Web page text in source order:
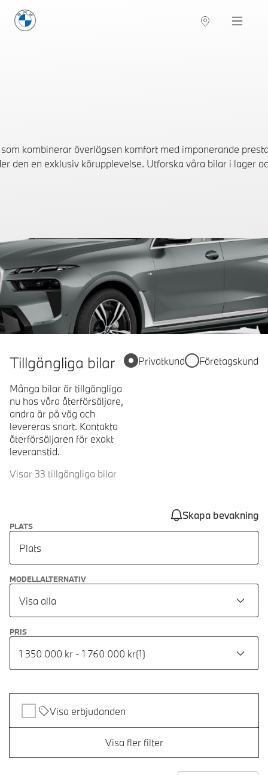
BMW Sverige Navigation
kombinerar överlägsen komfort med imponerande
den en exklusiv körupplevelse. Utforska våra bilar i lager
Tillgängliga bilar
Många bilar är tillgängliga
nu hos våra återförsäljare,
andra är på väg och
levereras snart. Kontakta
återförsäljaren för exakt
leveranstid.
Visar 33 tillgängliga bilar
Privatkund Företagskund
Skapa bevakning
PLATS
Plats
MODELLALTERNATIV
Visa alla
PRIS
1 350 000 kr - 1 760 000 kr(1)
Visa erbjudanden
Visa fler filter